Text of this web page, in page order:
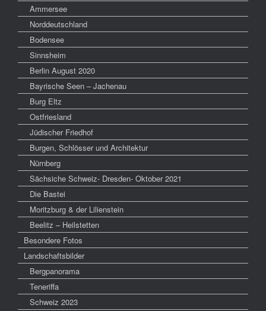
Ammersee
Norddeutschland
Bodensee
Sinnsheim
Berlin August 2020
Bayrische Seen – Jachenau
Burg Eltz
Ostfriesland
Jüdischer Friedhof
Burgen, Schlösser und Architektur
Nürnberg
Sächsiche Schweiz- Dresden- Oktober 2021
Die Bastei
Moritzburg & der Lilienstein
Beelitz – Heilstetten
Besondere Fotos
Landschaftsbilder
Bergpanorama
Teneriffa
Schweiz 2023